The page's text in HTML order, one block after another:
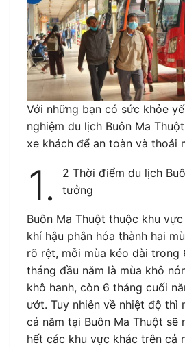
Với những bạn có sức khỏe
nghiệm du lịch Buôn Ma
xe khách để an toàn và thoải
1.
2 Thời điểm du lịch
tưởng
Buôn Ma Thuột thuộc khu
khí hậu phân hóa thành hai
rõ rệt, mỗi mùa kéo dài trong
tháng đầu năm là mùa khô
khô hanh, còn 6 tháng cuối
ướt. Tuy nhiên về nhiệt độ thì
cả năm tại Buôn Ma Thuột sẽ
hết các khu vực khác trên cả